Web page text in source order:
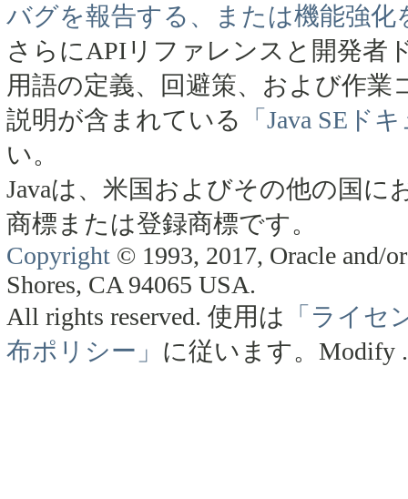
バグを報告する、または機能強化
さらにAPIリファレンスと開発者
用語の定義、回避策、および作
説明が含まれている
「Java SEド
い。
Javaは、米国およびその他の国に
商標または登録商標です。
Copyright © 1993, 2017, Oracle and/
Shores, CA 94065 USA.
All rights reserved. 使用は 「ライセ
布ポリシー」 に従います。 Modify